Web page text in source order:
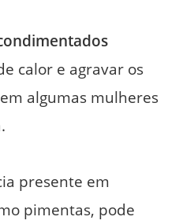
calor e agravar os
algumas mulheres
presente em
pimentas, pode